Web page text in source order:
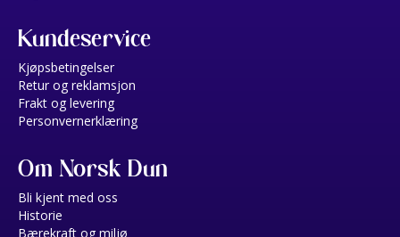
Kundeservice
Kjøpsbetingelser
Retur og reklamsjon
Frakt og levering
Personvernerklæring
Om Norsk Dun
Bli kjent med oss
Historie
Bærekraft og miljø